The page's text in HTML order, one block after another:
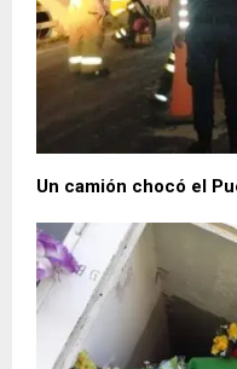
Un camión chocó el